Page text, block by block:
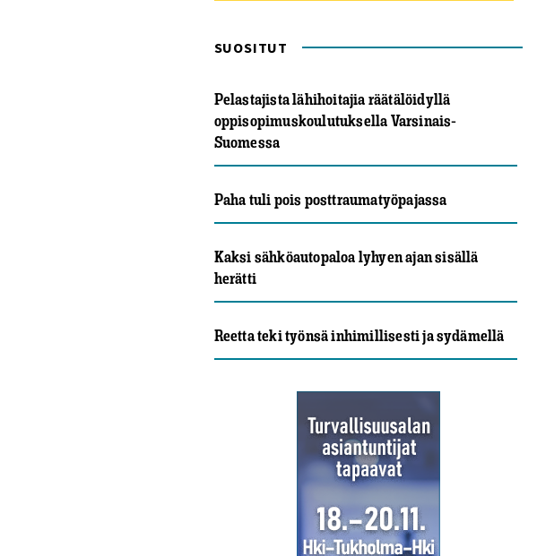
SUOSITUT
Pelastajista lähihoitajia räätälöidyllä
oppisopimuskoulutuksella Varsinais-
Suomessa
Paha tuli pois posttraumatyöpajassa
Kaksi sähköautopaloa lyhyen ajan sisällä
herätti
Reetta teki työnsä inhimillisesti ja sydämellä